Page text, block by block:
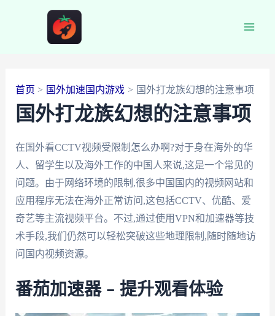
首页 国外加速国内游戏 国外打龙族幻想的注意事项
国外打龙族幻想的注意事项
在国外看CCTV视频受限制怎么办啊?对于身在海外的华
人、留学生以及海外工作的中国人来说,这是一个常见的
问题。由于网络环境的限制,很多中国国内的视频网站和
应用程序无法在海外正常访问,这包括CCTV、优酷、爱
奇艺等主流视频平台。不过,通过使用VPN和加速器等技
术手段,我们仍然可以轻松突破这些地理限制,随时随地访
问国内视频资源。
番茄加速器 – 提升观看体验